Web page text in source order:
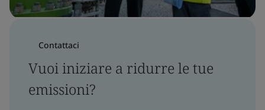
Contattaci
Vuoi iniziare a ridurre le tue
emissioni?